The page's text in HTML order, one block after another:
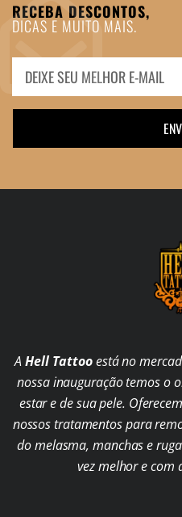
RECEBA DESCONTOS,
DICAS E MUITO MAIS.
AHell Tattooestá no
nossa inauguração temos o
estar e de sua pele.
nossos tratamentos para
do melasma, manchas e
vez melhor e com